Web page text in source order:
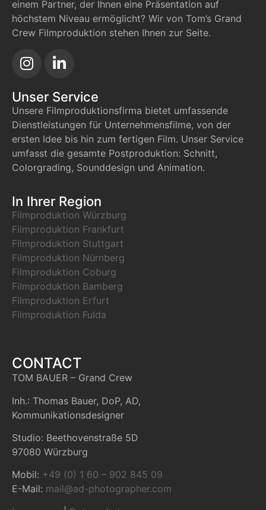
einem Partner, der Ihnen eine Präsentation auf
höchstem Niveau ermöglicht? Wir von Tom’s Grand
Crew Filmproduktion stehen Ihnen zur Seite.
Unser Service
Unsere Filmproduktionsfirma bietet umfassende
Dienstleistungen für Unternehmensfilme, von der
ersten Idee bis hin zum fertigen Film. Unser Service
umfasst die gesamte Postproduktion: Schnitt,
Colorgrading, Sounddesign und Animation.
In Ihrer Region
Filmproduktion Würzburg
Filmproduktion Frankfurt
Filmproduktion Stuttgart
Filmproduktion Nürnberg
Filmproduktion Coburg
Filmproduktion Bamberg
Filmproduktion Erfurt
Filmproduktion Fulda
CONTACT
TOM BAUER – Grand Crew
Inh.: Thomas Bauer, DoP, AD,
Kommunikationsdesigner
Studio: Beethovenstraße 5D
97080 Würzburg
Mobil: +49 (0) 1 60 – 902 845 09
E-Mail: mail@ad-photographer.com